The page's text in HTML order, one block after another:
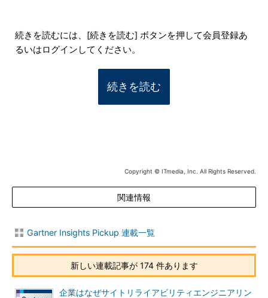
続きを読むには、[続きを読む] ボタンを押して会員登録あ
るいはログインしてください。
続きを読む
Copyright © ITmedia, Inc. All Rights Reserved.
関連情報
Gartner Insights Pickup 連載一覧
新しい連載記事が 174 件あります
企業はなぜサイトリライアビリティエンジニアリン